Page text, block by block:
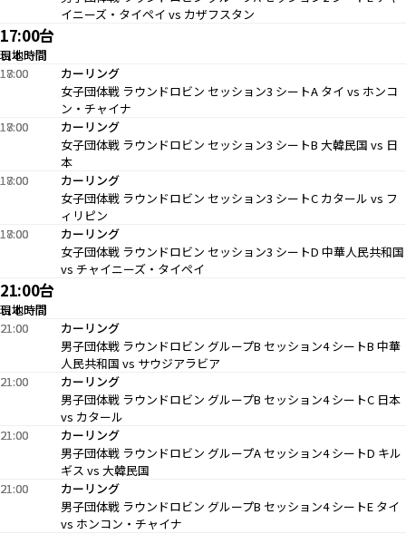
イニーズ・タイペイ vs カザフスタン
17:00台
現地時間
日本時間
17:00
18:00
カーリング
女子団体戦 ラウンドロビン セッション3 シートA タイ vs ホンコ
ン・チャイナ
17:00
18:00
カーリング
女子団体戦 ラウンドロビン セッション3 シートB 大韓民国 vs 日
本
17:00
18:00
カーリング
女子団体戦 ラウンドロビン セッション3 シートC カタール vs フ
ィリピン
17:00
18:00
カーリング
女子団体戦 ラウンドロビン セッション3 シートD 中華人民共和国
vs チャイニーズ・タイペイ
21:00台
現地時間
日本時間
21:00
21:00
カーリング
男子団体戦 ラウンドロビン グループB セッション4 シートB 中華
人民共和国 vs サウジアラビア
21:00
21:00
カーリング
男子団体戦 ラウンドロビン グループB セッション4 シートC 日本
vs カタール
21:00
21:00
カーリング
男子団体戦 ラウンドロビン グループA セッション4 シートD キル
ギス vs 大韓民国
21:00
21:00
カーリング
男子団体戦 ラウンドロビン グループB セッション4 シートE タイ
vs ホンコン・チャイナ